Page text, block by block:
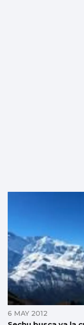
6 MAY 2012